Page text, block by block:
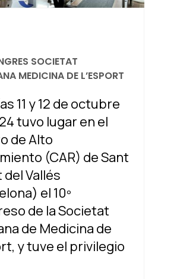
SOCIETAT
MEDICINA DE L’ESPORT
11 y 12 de octubre
tuvo lugar en el
de Alto
(CAR) de Sant
Vallés
el 10º
de la Societat
de Medicina de
y tuve el privilegio